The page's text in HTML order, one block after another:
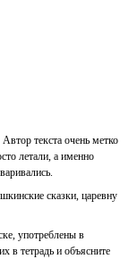
текста очень метко
летали, а именно
сказки, царевну
употреблены в
в тетрадь и объясните